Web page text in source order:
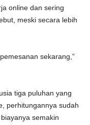
online dan sering
meski secara lebih
sekarang,”
tiga puluhan yang
perhitungannya sudah
semakin